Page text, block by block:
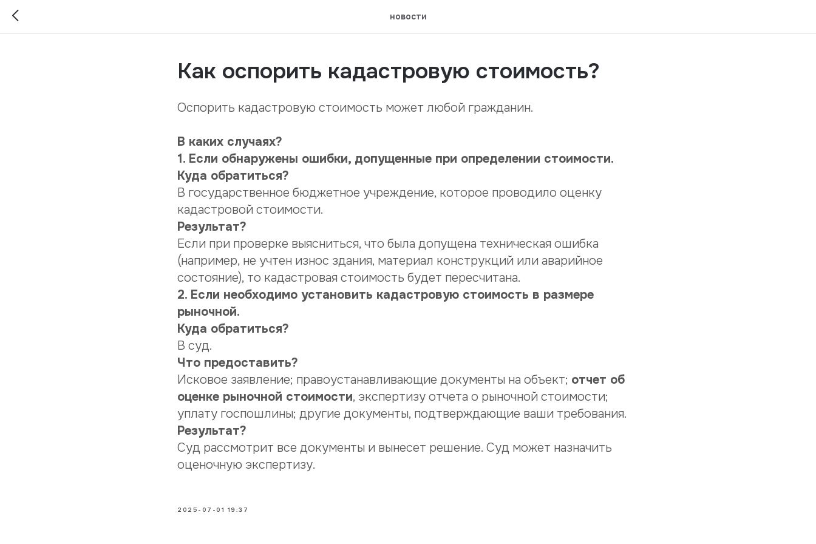
новости
Как оспорить кадастровую стоимость?
Оспорить кадастровую стоимость может любой гражданин.
В каких случаях?
1. Если обнаружены ошибки, допущенные при определении стоимости.
Куда обратиться?
В государственное бюджетное учреждение, которое проводило оценку
кадастровой стоимости.
Результат?
Если при проверке выясниться, что была допущена техническая ошибка
(например, не учтен износ здания, материал конструкций или аварийное
состояние), то кадастровая стоимость будет пересчитана.
2. Если необходимо установить кадастровую стоимость в размере
рыночной.
Куда обратиться?
В суд.
Что предоставить?
Исковое заявление; правоустанавливающие документы на объект; отчет об
оценке рыночной стоимости, экспертизу отчета о рыночной стоимости;
уплату госпошлины; другие документы, подтверждающие ваши требования.
Результат?
Суд рассмотрит все документы и вынесет решение. Суд может назначить
оценочную экспертизу.
2025-07-01 19:37